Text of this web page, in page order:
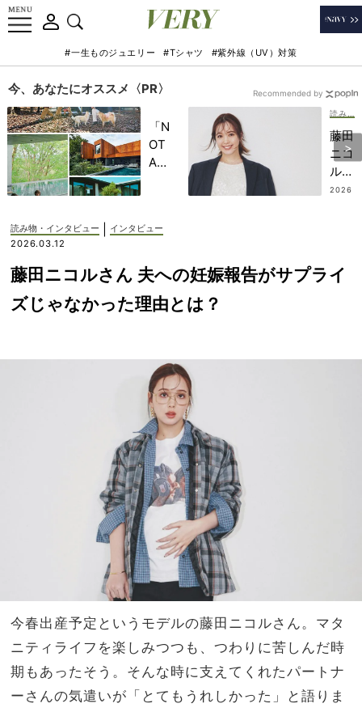
#一生ものジュエリー #Tシャツ #紫外線（UV）対策
今、あなたにオススメ〈PR〉
「N
OT
A
子ど
記憶
に一
生残
上の
家族
旅】
を
藤田
ニコ
ルさ
ん
はな
2026
Recommended by
読み物・インタビュー
インタビュー
2026.03.12
藤田ニコルさん 夫への妊娠報告がサプライ
ズじゃなかった理由とは？
今春出産予定というモデルの藤田ニコルさん。マタ
ニティライフを楽しみつつも、つわりに苦しんだ時
期もあったそう。そんな時に支えてくれたパートナ
ーさんの気遣いが「とてもうれしかった」と語りま